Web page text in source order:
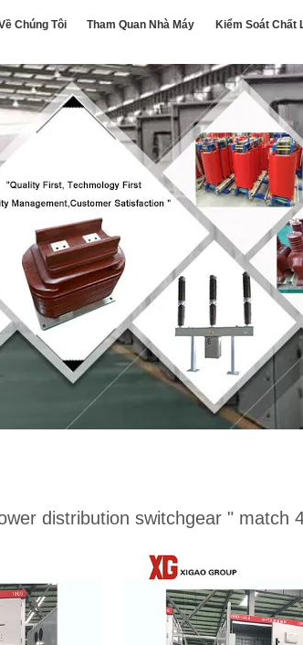
Chúng Tôi Tham Quan Nhà Máy Kiểm Soát Chất
distribution switchgear " match